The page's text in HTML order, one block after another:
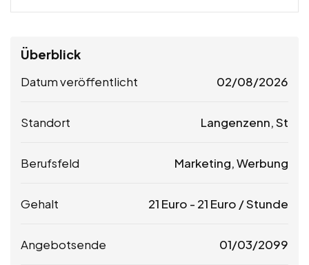
Überblick
Datum veröffentlicht 02/08/2026
Standort Langenzenn, St
Berufsfeld Marketing, Werbung
Gehalt 21 Euro - 21 Euro / Stunde
Angebotsende 01/03/2099